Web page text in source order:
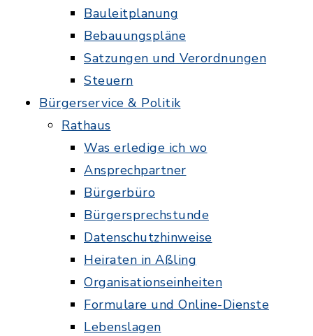
Bauleitplanung
Bebauungspläne
Satzungen und Verordnungen
Steuern
Bürgerservice & Politik
Rathaus
Was erledige ich wo
Ansprechpartner
Bürgerbüro
Bürgersprechstunde
Datenschutzhinweise
Heiraten in Aßling
Organisationseinheiten
Formulare und Online-Dienste
Lebenslagen